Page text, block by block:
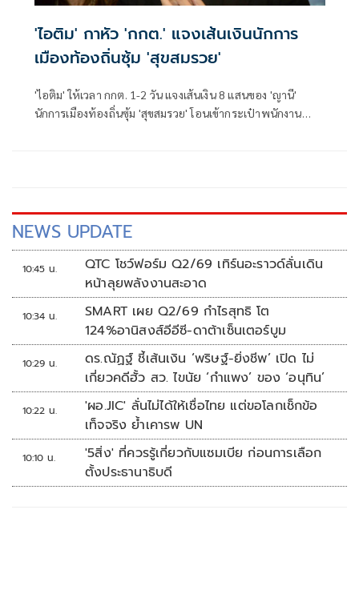
'ไอติม' กาหัว 'กกต.' แจงเส้นเงินนักการ
เมืองท้องถิ่นซุ้ม 'สุขสมรวย'
'ไอติม' ให้เวลา กกต. 1-2 วัน แจงเส้นเงิน 8 แสนของ 'ญานี'
นักการเมืองท้องถิ่นซุ้ม 'สุขสมรวย' โอนเข้ากระเป๋าพนักงาน
NEWS UPDATE
10:45 น.
QTC โชว์ฟอร์ม Q2/69 เทิร์นอะราวด์ลั่นเดิน
หน้าลุยพลังงานสะอาด
10:34 น.
SMART เผย Q2/69 กำไรสุทธิ โต
124%อานิสงส์อีอีซี-ดาต้าเซ็นเตอร์บูม
10:29 น.
ดร.ณัฏฐ์ ชี้เส้นเงิน ‘พริษฐ์-ยิ่งชีพ’ เปิด ไม่
เกี่ยวคดีฮั้ว สว. ไขนัย ‘กำแพง’ ของ ‘อนุทิน’
10:22 น.
'ผอ.JIC' ลั่นไม่ได้ให้เชื่อไทย แต่ขอโลกเช็กข้อ
เท็จจริง ย้ำเคารพ UN
10:10 น.
'5สิ่ง' ที่ควรรู้เกี่ยวกับแซมเบีย ก่อนการเลือก
ตั้งประธานาธิบดี